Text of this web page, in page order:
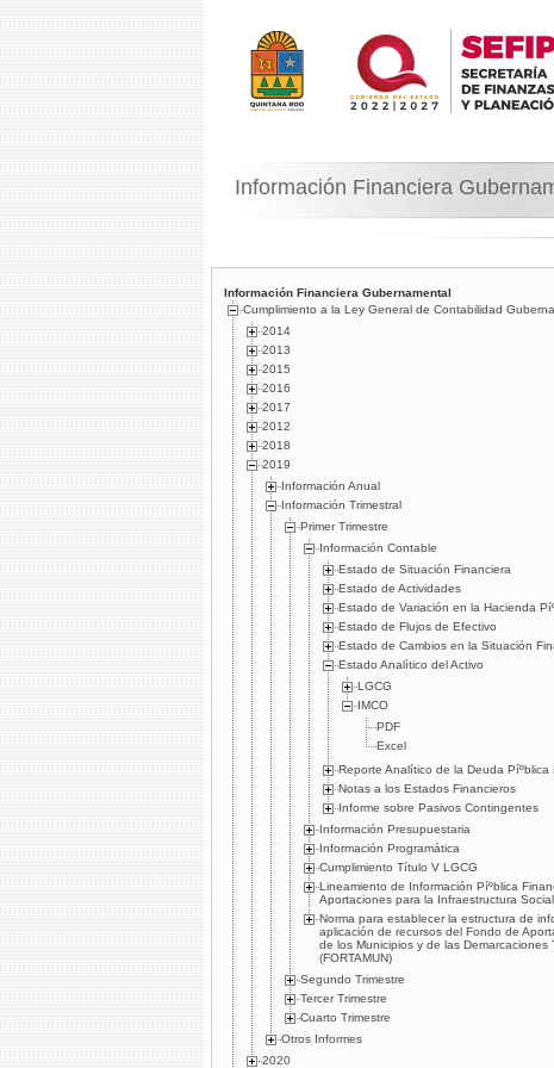
Información Financiera
Información Financiera Gubernamental
Cumplimiento a la Ley General de Contabilidad
2014
2013
2015
2016
2017
2012
2018
2019
Información Anual
Información Trimestral
Primer Trimestre
Información Contable
Estado de Situación Financiera
Estado de Actividades
Estado de Variación en la Hacienda
Estado de Flujos de Efectivo
Estado de Cambios en la Situación
Estado Analí­tico del Activo
LGCG
IMCO
PDF
Excel
Reporte Analí­tico de la Deuda Píºblica
Notas a los Estados Financieros
Informe sobre Pasivos Contingentes
Información Presupuestaria
Información Programática
Cumplimiento Tí­tulo V LGCG
Lineamiento de Información Píºblica
Aportaciones para la Infraestructura Social
Norma para establecer la estructura de
aplicación de recursos del Fondo de
de los Municipios y de las Demarcaciones
(FORTAMUN)
Segundo Trimestre
Tercer Trimestre
Cuarto Trimestre
Otros Informes
2020